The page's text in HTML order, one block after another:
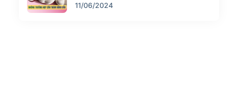
11/06/2024